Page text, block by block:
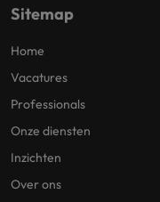
Sitemap
Home
Vacatures
Professionals
Onze diensten
Inzichten
Over ons